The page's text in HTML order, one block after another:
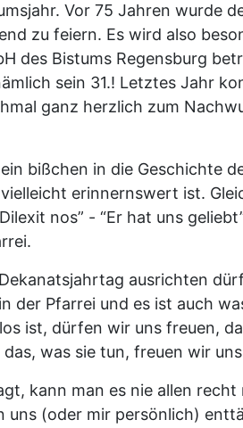
Vor 75 Jahren
zu feiern. Es wird also
des Bistums Regensburg
sein 31.! Letztes Jahr
ganz herzlich zum
bißchen in die Geschichte
erinnernswert ist.
nos” - “Er hat uns
ausrichten
der Pfarrei und es ist auch
ist, dürfen wir uns freuen,
was sie tun, freuen wir
kann man es nie allen
uns (oder mir persönlich)